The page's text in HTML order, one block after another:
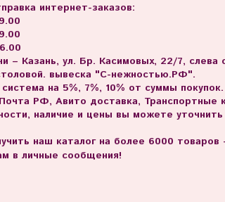
интернет-заказов:
– Казань, ул. Бр. Касимовых, 22/7, слева
вывеска "С-нежностью.РФ".
на 5%, 7%, 10% от суммы покупок.
РФ, Авито доставка, Транспортные
наличие и цены вы можете уточнить
наш каталог на более 6000 товаров
в личные сообщения!